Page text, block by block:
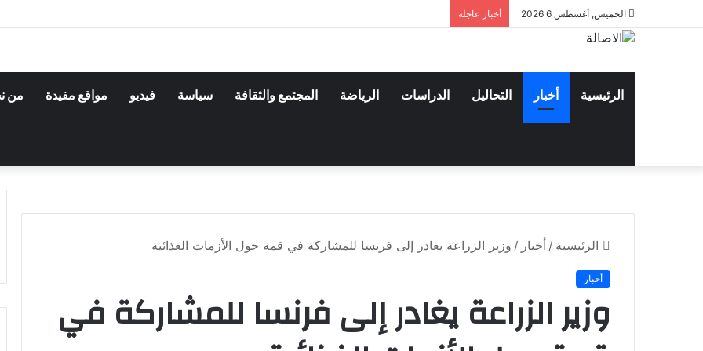
الخميس, أغسطس 6 2026 أخبار عاجلة
الرئيسية أخبار التحاليل الدراسات الرياضة المجتمع والثقافة سياسة فيديو مواقع مفيدة من
الرئيسية / أخبار / وزير الزراعة يغادر إلى فرنسا للمشاركة في قمة حول الأزمات الغذائية
أخبار
وزير الزراعة يغادر إلى فرنسا للمشاركة في